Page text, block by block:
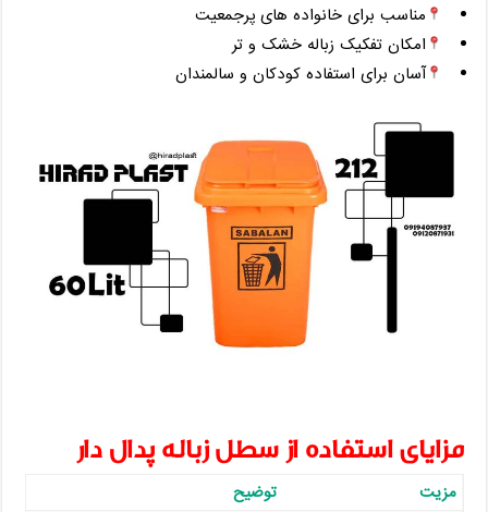
مناسب برای خانواده ‌های پرجمعیت
امکان تفکیک زباله خشک و تر
آسان برای استفاده کودکان و سالمندان
مزایای استفاده از سطل زباله پدال دار
مزیت
توضیح